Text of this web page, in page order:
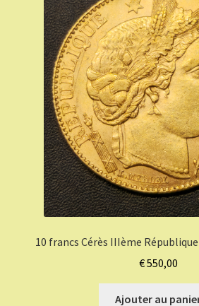
10 francs Cérès IIIème
€550,00
Ajouter au